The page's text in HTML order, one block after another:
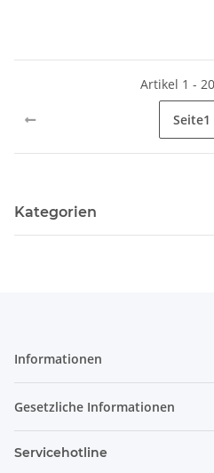
Artikel 1 -
Seite1
Kategorien
Informationen
Gesetzliche Informationen
Servicehotline